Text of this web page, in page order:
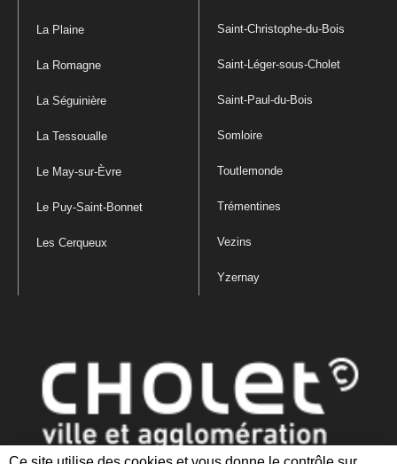
La Plaine
La Romagne
La Séguinière
La Tessoualle
Le May-sur-Èvre
Le Puy-Saint-Bonnet
Les Cerqueux
Saint-Christophe-du-Bois
Saint-Léger-sous-Cholet
Saint-Paul-du-Bois
Somloire
Toutlemonde
Trémentines
Vezins
Yzernay